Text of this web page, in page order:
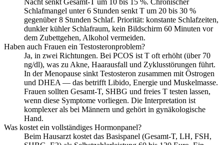
Nacht senkt Gesamt-T um 10 bis 15 %. Chronischer
Schlafmangel unter 6 Stunden senkt T um 20 bis 30 %
gegenüber 8 Stunden Schlaf. Priorität: konstante Schlafzeiten,
dunkler kühler Schlafraum, kein Bildschirm 60 Minuten vor
dem Zubettgehen, Alkohol vermeiden.
Haben auch Frauen ein Testosteronproblem?
Ja, in zwei Richtungen. Bei PCOS ist T oft erhöht (über 70
ng/dl), was zu Akne, Haarausfall und Zyklusstörungen führt.
In der Menopause sinkt Testosteron zusammen mit Östrogen
und DHEA — das betrifft Libido, Energie und Muskelmasse.
Frauen sollten Gesamt-T, SHBG und freies T testen lassen,
wenn diese Symptome vorliegen. Die Interpretation ist
komplexer als bei Männern und gehört in gynäkologische
Hand.
Was kostet ein vollständiges Hormonpanel?
Beim Hausarzt kostet das Basispanel (Gesamt-T, LH, FSH,